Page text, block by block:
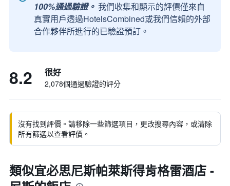
100%通過驗證。 我們收集和顯示的評價僅來自
真實用戶透過HotelsCombined或我們信賴的外部
合作夥伴所進行的已驗證預訂。
8.2 很好
2,078個通過驗證的評分
沒有找到評價。請移除一些篩選項目，更改搜尋內容，或清除
所有篩選以查看評價。
類似宜必思尼斯帕萊斯得肯格雷酒店 -